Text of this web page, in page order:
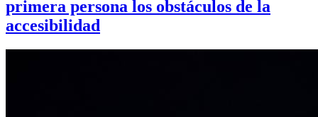
primera persona los obstáculos de la
accesibilidad